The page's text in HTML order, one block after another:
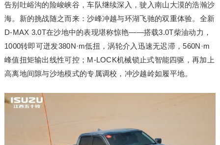
告别吐峪沟的险峻峡谷，车队继续深入，驶入南山大漠的浩瀚沙
海。新的挑战随之而来：沙峰冲越与环湖飞驰的双重体验。全新
D-MAX 3.0T在沙地中的表现堪称惊艳——搭载3.0T柴油动力，
1000转即可迸发380N·m低扭，涡轮介入迅速无迟滞，560N·m
峰值扭矩输出线性可控；M-LOCK机械锁止式智能四驱，再加上
高离地间隙与沙地模式的专属调校，冲沙越岭如履平地。